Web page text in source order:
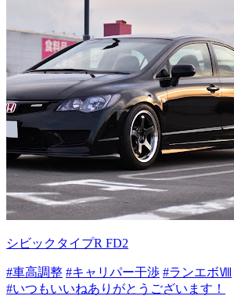
シビックタイプR FD2
#車高調整 #キャリパー干渉 #ランエボⅧ
#いつもいいねありがとうございます！